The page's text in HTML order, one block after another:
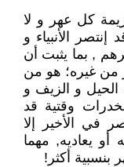
كل عهر و لا
الأنبياء و
, بما يثبت أن
من غيره؛ هو من
الحيل و الزيف و
وقتية قد
في الأخير إلا
أو يعاديه, مهما
أكثر!